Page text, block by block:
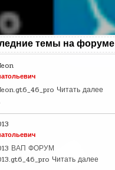
темы на форуме
Читать далее
ВАП ФОРУМ
Читать далее